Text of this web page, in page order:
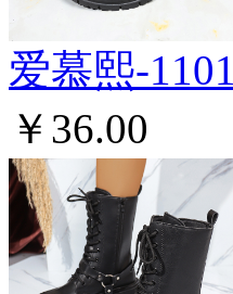
爱慕熙-1101
￥36.00